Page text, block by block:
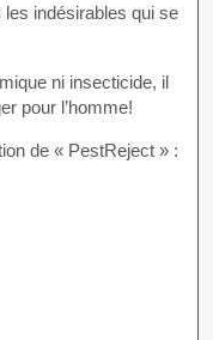
indésirables qui se
ni insecticide, il
pour l’homme!
de « PestReject » :